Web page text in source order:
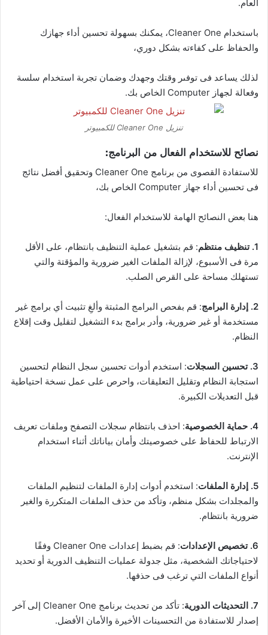
العام.
باستخدام Cleaner One، يمكنك بسهولة تحسين أداء جهازك
والحفاظ على كفاءته بشكل دوري،
لذلك يساعد فى توفىر وقتك وجهدك وضمان تجربة استخدام سلسة
وفعالة لجهاز Computer الخاص بك.
تنزيل Cleaner One للكمبيوتر
نصائح للاستخدام الفعال من البرنامج:
للاستفادة القصوى من برنامج Cleaner One وتحقيق أفضل نتائج
فى تحسين أداء جهاز Computer الخاص بك،
هنا بعض النصائح الهامة للاستخدام الفعال:
1. تنظيف منتظم
: قم بتشغيل عملية التنظيف بانتظام، على الأقل
مرة فى الأسبوع، لإزالة الملفات الغير ضرورية والمؤقتة والتي
تستهلك مساحة على القرص الصلب.
2. إدارة البرامج
: قم بفحص البرامج المثبتة وألغِ تثبيت أي برامج غير
مستخدمة أو غير ضرورية، وأدر برامج بدء التشغيل لتقليل وقت إقلاع
النظام.
3. تحسين السجلات
: استخدم أدوات تحسين سجل النظام لتحسين
استجابة النظام وتقليل التعليقات، واحرص على عمل نسخة احتياطية
قبل التعديلات الكبيرة.
4. حماية الخصوصية
: احذف بانتظام سجلات التصفح وملفات تعريف
الارتباط للحفاظ على خصوصيتك وأمان بياناتك أثناء استخدام
الإنترنت.
5. إدارة الملفات
: استخدم أدوات إدارة الملفات لتنظيم الملفات
والمجلدات بشكل منظم، وتأكد من حذف الملفات المتكررة والغير
ضرورية بانتظام.
6. تخصيص الإعدادات
: قم بضبط إعدادات Cleaner One وفقًا
لاحتياجاتك الشخصية، مثل جدولة عمليات التنظيف الدورية أو تحديد
أنواع الملفات التي ترغب فى حذفها.
7. التحديثات الدورية
: تأكد من تحديث برنامج Cleaner One إلى آخر
إصدار للاستفادة من التحسينات الأخيرة والأمان الأفضل.